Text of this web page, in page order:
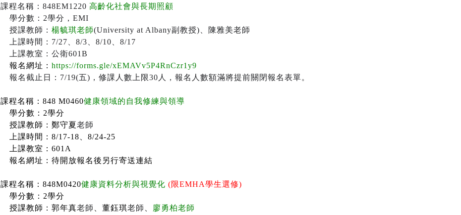
課程名稱： 848EM1220 高齡化社會與長期照顧
學分數： 2學分， EMI
授課教師： 楊毓琪老師(University at Albany副教授) 、陳雅美老師
上課時間： 7/27 8/3 8/10
8/17
上課教室：公衛601B
報名網址： https://forms.gle/xEMAVv5P4RnCzr1y9
報名截止日： 7/19(五) ，修課人數上限30 人，報名人數額滿將提前關閉報名表單。
課程名稱： 848 M0460健康領域的自我修練與領導
學分數： 2學分
授課教師：鄭守夏老師
上課時間： 8/17-18
8/24-25
上課教室： 601A
報名網址：待開放報名後另行寄送連結
課程名稱： 848M0420健康資料分析與視覺化 (限EMHA學生選修)
學分數： 2學分
授課教師：郭年真老師 、董鈺琪老師 廖勇柏老師